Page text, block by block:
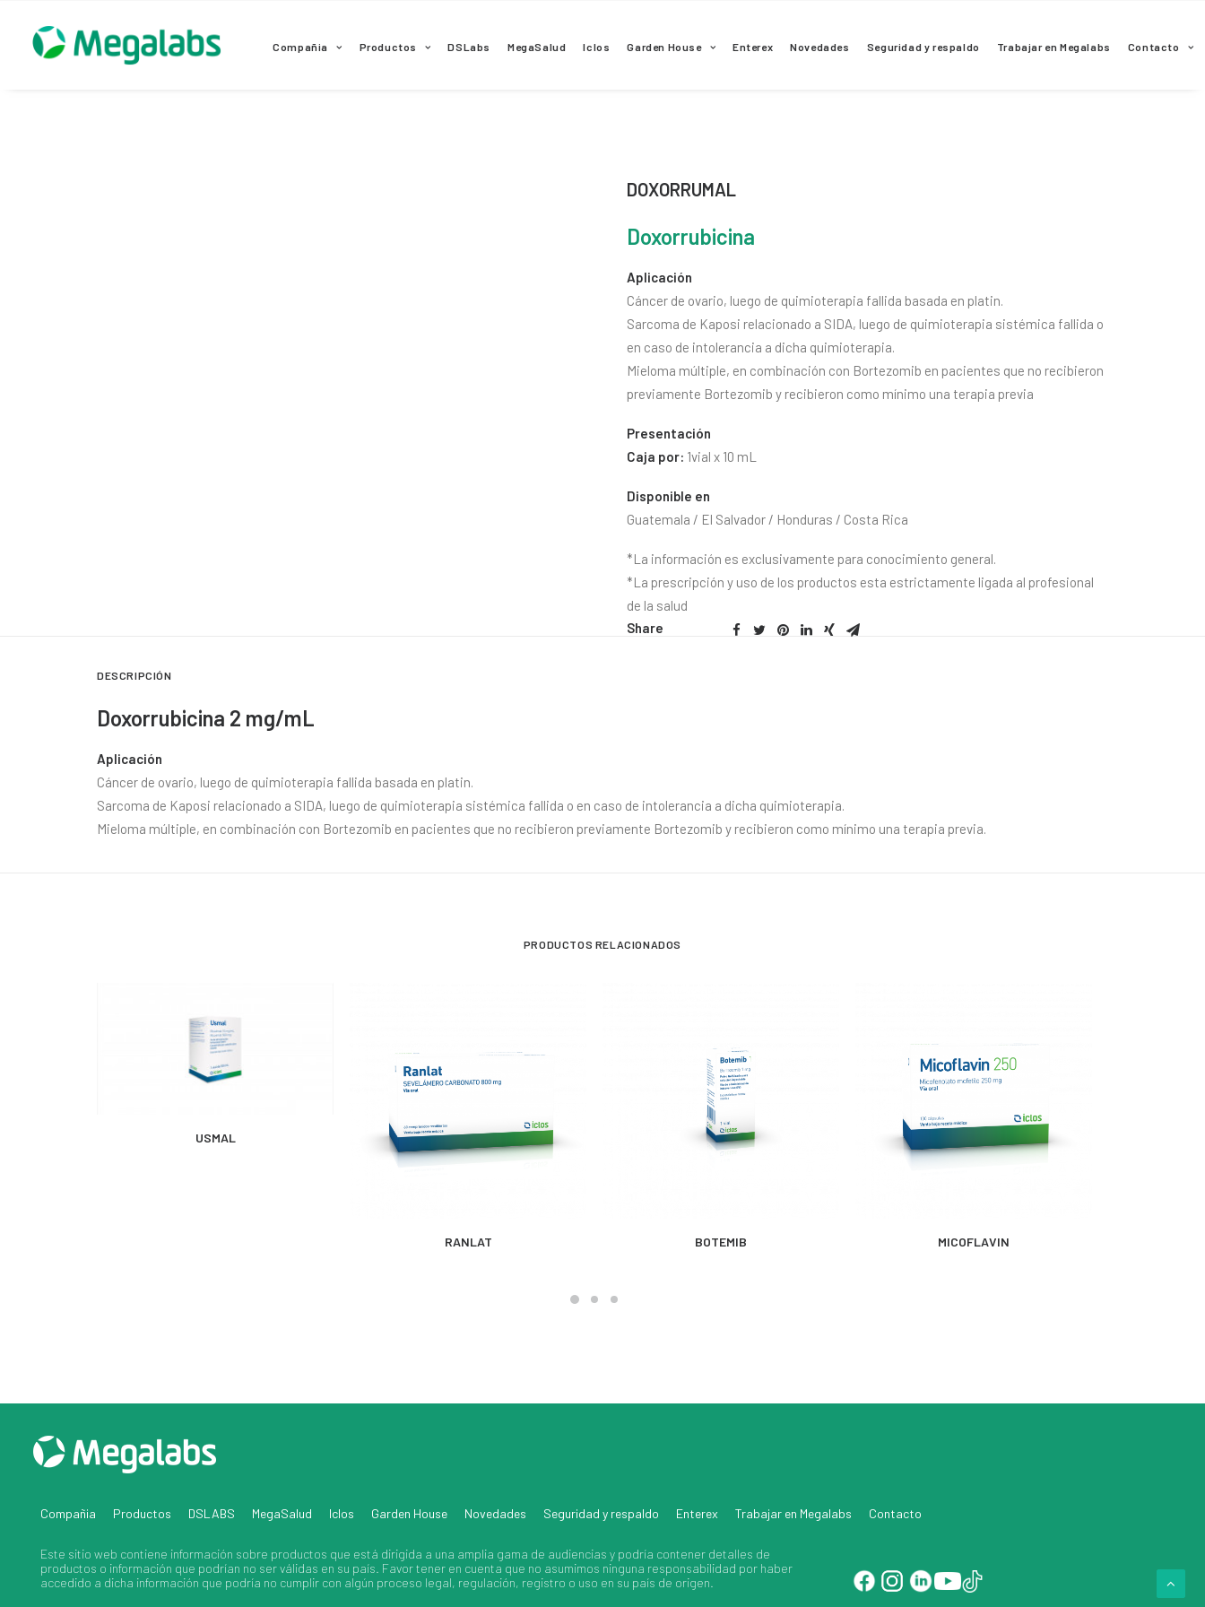
Compañia Productos DSLabs MegaSalud Iclos Garden House Enterex Novedades Seguridad y respaldo Trabajar en Megalabs Contacto
DOXORRUMAL
Doxorrubicina
Aplicación
Cáncer de ovario, luego de quimioterapia fallida basada en platin.
Sarcoma de Kaposi relacionado a SIDA, luego de quimioterapia sistémica fallida o
en caso de intolerancia a dicha quimioterapia.
Mieloma múltiple, en combinación con Bortezomib en pacientes que no recibieron
previamente Bortezomib y recibieron como mínimo una terapia previa
Presentación
Caja por: 1vial x 10 mL
Disponible en
Guatemala / El Salvador / Honduras / Costa Rica
*La información es exclusivamente para conocimiento general.
*La prescripción y uso de los productos esta estrictamente ligada al profesional
de la salud
Share
DESCRIPCIÓN
Doxorrubicina 2 mg/mL
Aplicación
Cáncer de ovario, luego de quimioterapia fallida basada en platin.
Sarcoma de Kaposi relacionado a SIDA, luego de quimioterapia sistémica fallida o en caso de intolerancia a dicha quimioterapia.
Mieloma múltiple, en combinación con Bortezomib en pacientes que no recibieron previamente Bortezomib y recibieron como mínimo una terapia previa.
PRODUCTOS RELACIONADOS
MÁS INFORMACIÓN
USMAL
MÁS INFORMACIÓN
RANLAT MÁS INFORMACIÓN
BOTEMIB MÁS INFORMACIÓN
MICOFLAVIN
Compañia Productos DSLABS MegaSalud Iclos Garden House Novedades Seguridad y respaldo Enterex Trabajar en Megalabs Contacto
Este sitio web contiene información sobre productos que está dirigida a una amplia gama de audiencias y podría contener detalles de
productos o información que podrían no ser válidas en su país. Favor tener en cuenta que no asumimos ninguna responsabilidad por haber
accedido a dicha información que podría no cumplir con algún proceso legal, regulación, registro o uso en su país de origen.